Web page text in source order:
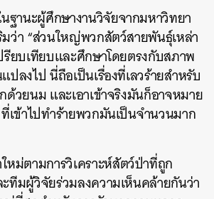
ฐานะผู้ศึกษางานวิจัยจากมหาวิทยา
ว่า “ส่วนใหญ่พวกสัตว์สายพันธ์ุเหล่า
รียบเทียบและศึกษาโดยตรงกับสภาพ
ลงไป นี่ถือเป็นเรื่องที่เลวร้ายสำหรับ
วยนม และเอาเข้าจริงมันก็อาจหมาย
เข้าไปทำร้ายพวกมันเป็นจำนวนมาก
หม่ตามการวิเคราะห์สัตว์ป่าที่ถูก
ทีมผู้วิจัยร่วมลงความเห็นคล้ายกันว่า